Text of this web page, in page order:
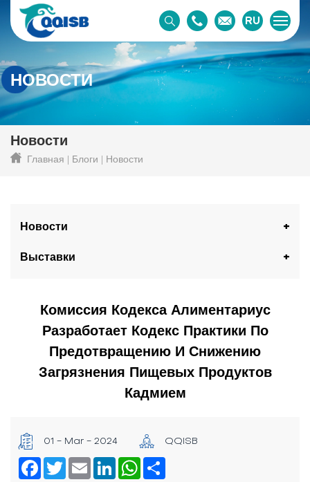
RU
НОВОСТИ
Новости
Главная Блоги Новости
Новости
Выставки
Комиссия Кодекса Алиментариус
Разработает Кодекс Практики По
Предотвращению И Снижению
Загрязнения Пищевых Продуктов
Кадмием
01 - Mar - 2024
QQISB
Facebook
TwitterEmail LinkedInWhatsApp